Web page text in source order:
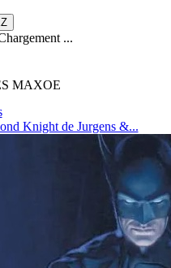
...
MAXOE
Knight de Jurgens &...